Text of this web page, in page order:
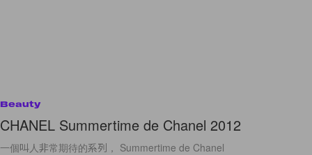
Beauty
CHANEL Summertime de Chanel 2012
一個叫人非常期待的系列， Summertime de Chanel